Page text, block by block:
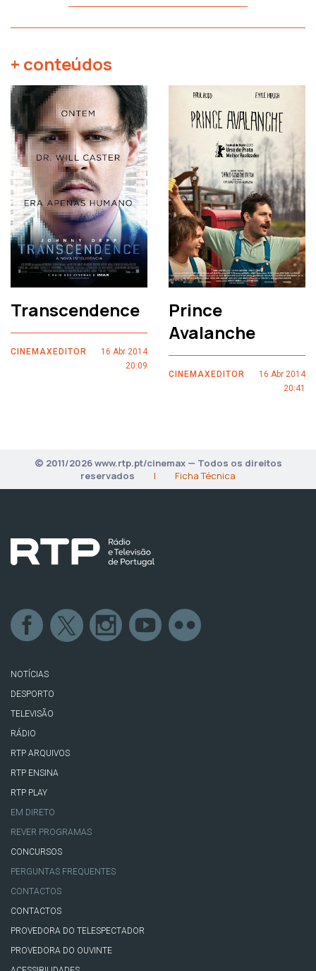
+ conteúdos
Transcendence
CINEMAXEDITOR
16 Abr 2014
20:09
Prince
Avalanche
CINEMAXEDITOR
16 Abr 2014
20:41
© 2011/2026 www.rtp.pt/cinemax — Todos os direitos
reservados
| Ficha Técnica
NOTÍCIAS
DESPORTO
TELEVISÃO
RÁDIO
RTP ARQUIVOS
RTP ENSINA
RTP PLAY
EM DIRETO
REVER PROGRAMAS
CONCURSOS
PERGUNTAS FREQUENTES
CONTACTOS
CONTACTOS
PROVEDORA DO TELESPECTADOR
PROVEDORA DO OUVINTE